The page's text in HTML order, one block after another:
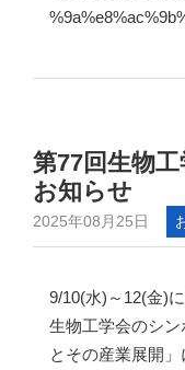
第77回生物
お知らせ
2025年08月25日
9/10(水)～12(金)
生物工学会のシ
とその産業展開」